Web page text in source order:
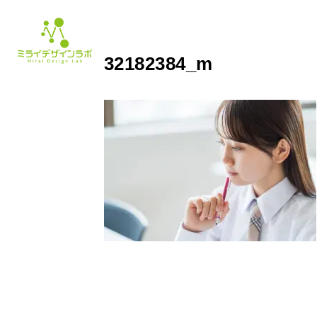
32182384_m